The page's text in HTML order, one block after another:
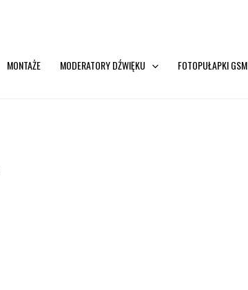
MONTAŻE MODERATORY DŹWIĘKU FOTOPUŁAPKI GSM